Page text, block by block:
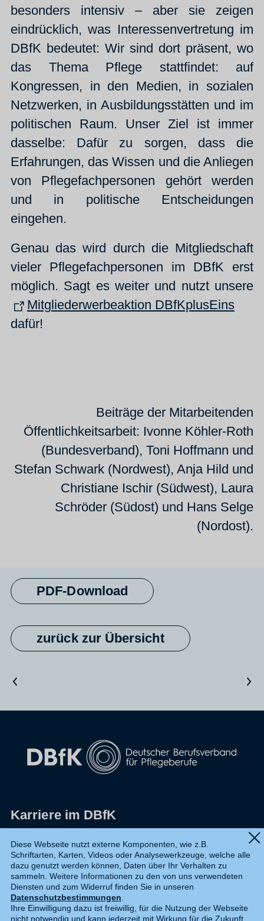
besonders intensiv – aber sie zeigen
eindrücklich, was Interessenvertretung im
DBfK bedeutet: Wir sind dort präsent, wo
das Thema Pflege stattfindet: auf
Kongressen, in den Medien, in sozialen
Netzwerken, in Ausbildungsstätten und im
politischen Raum. Unser Ziel ist immer
dasselbe: Dafür zu sorgen, dass die
Erfahrungen, das Wissen und die Anliegen
von Pflegefachpersonen gehört werden
und in politische Entscheidungen
eingehen.
Genau das wird durch die Mitgliedschaft
vieler Pflegefachpersonen im DBfK erst
möglich. Sagt es weiter und nutzt unsere
Mitgliederwerbeaktion DBfKplusEins
dafür!
Beiträge der Mitarbeitenden
Öffentlichkeitsarbeit: Ivonne Köhler-Roth
(Bundesverband), Toni Hoffmann und
Stefan Schwark (Nordwest), Anja Hild und
Christiane Ischir (Südwest), Laura
Schröder (Südost) und Hans Selge
(Nordost).
zurück zur Übersicht
PDF-Download
Vorheriger Artikel Nächster Artikel
Karriere im DBfK
Datenschutz
Shop
Widerruf
Diese Webseite nutzt externe Komponenten, wie z.B.
Schriftarten, Karten, Videos oder Analysewerkzeuge, welche alle
dazu genutzt werden können, Daten über Ihr Verhalten zu
sammeln. Weitere Informationen zu den von uns verwendeten
Diensten und zum Widerruf finden Sie in unseren
Datenschutzbestimmungen.
Ihre Einwilligung dazu ist freiwillig, für die Nutzung der Webseite
nicht notwendig und kann jederzeit mit Wirkung für die Zukunft